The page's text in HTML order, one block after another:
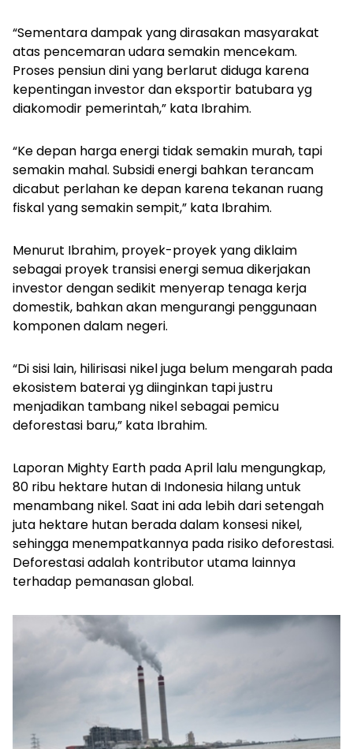
“Sementara dampak yang dirasakan masyarakat
atas pencemaran udara semakin mencekam.
Proses pensiun dini yang berlarut diduga karena
kepentingan investor dan eksportir batubara yg
diakomodir pemerintah,” kata Ibrahim.
“Ke depan harga energi tidak semakin murah, tapi
semakin mahal. Subsidi energi bahkan terancam
dicabut perlahan ke depan karena tekanan ruang
fiskal yang semakin sempit,” kata Ibrahim.
Menurut Ibrahim, proyek-proyek yang diklaim
sebagai proyek transisi energi semua dikerjakan
investor dengan sedikit menyerap tenaga kerja
domestik, bahkan akan mengurangi penggunaan
komponen dalam negeri.
“Di sisi lain, hilirisasi nikel juga belum mengarah pada
ekosistem baterai yg diinginkan tapi justru
menjadikan tambang nikel sebagai pemicu
deforestasi baru,” kata Ibrahim.
Laporan Mighty Earth pada April lalu mengungkap,
80 ribu hektare hutan di Indonesia hilang untuk
menambang nikel. Saat ini ada lebih dari setengah
juta hektare hutan berada dalam konsesi nikel,
sehingga menempatkannya pada risiko deforestasi.
Deforestasi adalah kontributor utama lainnya
terhadap pemanasan global.